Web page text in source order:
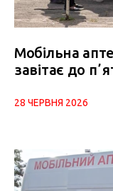
Мобільна
завітає до
28 ЧЕРВНЯ 2026